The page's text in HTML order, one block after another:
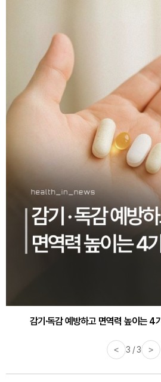
감기·독감 예방하고 면역력 높이는 4
< 3 / 3 >